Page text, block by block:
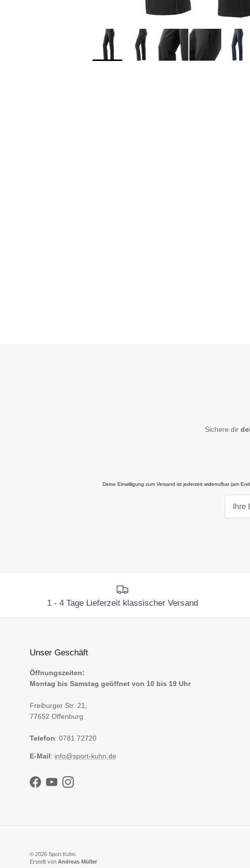
Sichere dir
Deine Einwilligung zum Versand ist jederzeit widerrufbar (am
1 - 4 Tage Lieferzeit klassischer Versand
Unser Geschäft
Öffnungszeiten:
Montag bis Samstag geöffnet von 10 bis 19 Uhr
Freiburger Str. 21,
77652 Offenburg
Telefon: 0781 72720
E-Mail: info@sport-kuhn.de
Facebook
YouTubeInstagram
© 2026 Sport Kuhn
Erstellt von Andreas Müller